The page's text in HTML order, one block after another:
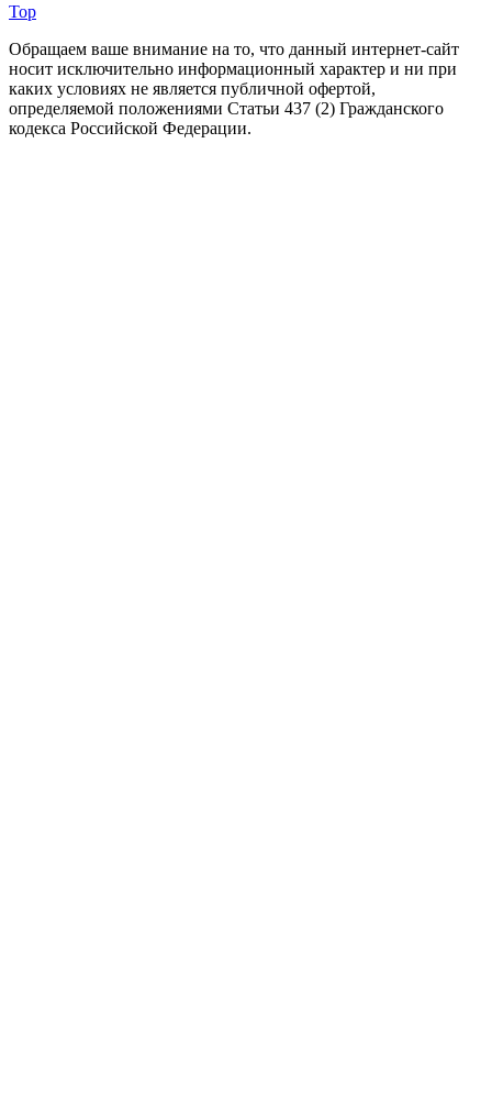
Top
Обращаем ваше внимание на то, что данный интернет-сайт
носит исключительно информационный характер и ни при
каких условиях не является публичной офертой,
определяемой положениями Статьи 437 (2) Гражданского
кодекса Российской Федерации.